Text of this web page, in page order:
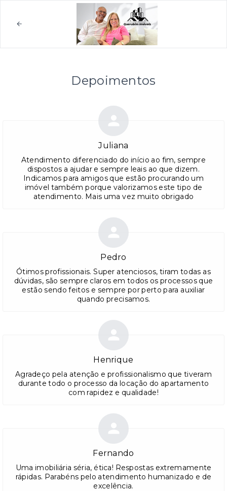
Depoimentos
Juliana
Atendimento diferenciado do início ao fim, sempre
dispostos a ajudar e sempre leais ao que dizem.
Indicamos para amigos que estão procurando um
imóvel também porque valorizamos este tipo de
atendimento. Mais uma vez muito obrigado
Pedro
Ótimos profissionais. Super atenciosos, tiram todas as
dúvidas, são sempre claros em todos os processos que
estão sendo feitos e sempre por perto para auxiliar
quando precisamos.
Henrique
Agradeço pela atenção e profissionalismo que tiveram
durante todo o processo da locação do apartamento
com rapidez e qualidade!
Fernando
Uma imobiliária séria, ética! Respostas extremamente
rápidas. Parabéns pelo atendimento humanizado e de
excelência.